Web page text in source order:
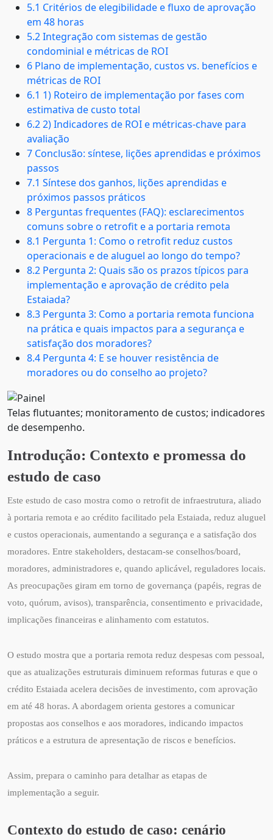
5.1 Critérios de elegibilidade e fluxo de aprovação
em 48 horas
5.2 Integração com sistemas de gestão
condominial e métricas de ROI
6 Plano de implementação, custos vs. benefícios e
métricas de ROI
6.1 1) Roteiro de implementação por fases com
estimativa de custo total
6.2 2) Indicadores de ROI e métricas-chave para
avaliação
7 Conclusão: síntese, lições aprendidas e próximos
passos
7.1 Síntese dos ganhos, lições aprendidas e
próximos passos práticos
8 Perguntas frequentes (FAQ): esclarecimentos
comuns sobre o retrofit e a portaria remota
8.1 Pergunta 1: Como o retrofit reduz custos
operacionais e de aluguel ao longo do tempo?
8.2 Pergunta 2: Quais são os prazos típicos para
implementação e aprovação de crédito pela
Estaiada?
8.3 Pergunta 3: Como a portaria remota funciona
na prática e quais impactos para a segurança e
satisfação dos moradores?
8.4 Pergunta 4: E se houver resistência de
moradores ou do conselho ao projeto?
Telas flutuantes; monitoramento de custos; indicadores
de desempenho.
Introdução: Contexto e promessa do
estudo de caso
Este estudo de caso mostra como o retrofit de infraestrutura, aliado
à portaria remota e ao crédito facilitado pela Estaiada, reduz aluguel
e custos operacionais, aumentando a segurança e a satisfação dos
moradores. Entre stakeholders, destacam-se conselhos/board,
moradores, administradores e, quando aplicável, reguladores locais.
As preocupações giram em torno de governança (papéis, regras de
voto, quórum, avisos), transparência, consentimento e privacidade,
implicações financeiras e alinhamento com estatutos.
O estudo mostra que a portaria remota reduz despesas com pessoal,
que as atualizações estruturais diminuem reformas futuras e que o
crédito Estaiada acelera decisões de investimento, com aprovação
em até 48 horas. A abordagem orienta gestores a comunicar
propostas aos conselhos e aos moradores, indicando impactos
práticos e a estrutura de apresentação de riscos e benefícios.
Assim, prepara o caminho para detalhar as etapas de
implementação a seguir.
Contexto do estudo de caso: cenário